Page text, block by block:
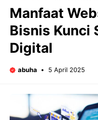
Manfaat
Bisnis Kunci
Digital
abuha 5 April 2025